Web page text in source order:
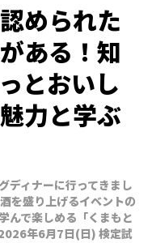
められた
ある！知
とおいし
力と学ぶ
ディナーに行ってきまし
を盛り上げるイベントの
んで楽しめる「くまもと
年6月7日(日) 検定試